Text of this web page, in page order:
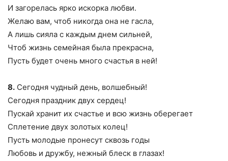
И загорелась ярко искорка любви.
Желаю вам, чтоб никогда она не гасла,
А лишь сияла с каждым днем сильней,
Чтоб жизнь семейная была прекрасна,
Пусть будет очень много счастья в ней!
8. Сегодня чудный день, волшебный!
Сегодня праздник двух сердец!
Пускай хранит их счастье и всю жизнь оберегает
Сплетение двух золотых колец!
Пусть молодые пронесут сквозь годы
Любовь и дружбу, нежный блеск в глазах!